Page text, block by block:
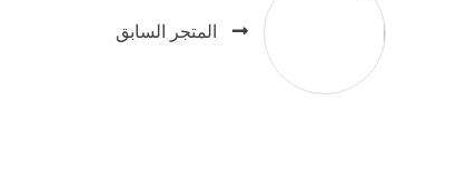
المتجر السابق